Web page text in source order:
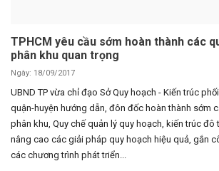
TPHCM yêu cầu sớm hoàn thành các
phân khu quan trọng
Ngày: 18/09/2017
UBND TP vừa chỉ đạo Sở Quy hoạch - Kiến trúc
quận-huyện hướng dẫn, đôn đốc hoàn thành sớm
phân khu, Quy chế quản lý quy hoạch, kiến trúc đô
nâng cao các giải pháp quy hoạch hiệu quả, gắn
các chương trình phát triển...